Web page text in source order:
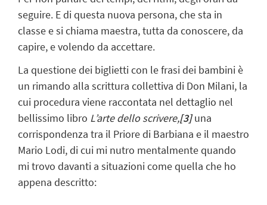
seguire. E di questa nuova persona, che sta in
classe e si chiama maestra, tutta da conoscere, da
capire, e volendo da accettare.
La questione dei biglietti con le frasi dei bambini è
un rimando alla scrittura collettiva di Don Milani, la
cui procedura viene raccontata nel dettaglio nel
bellissimo libro L’arte dello scrivere,[3] una
corrispondenza tra il Priore di Barbiana e il maestro
Mario Lodi, di cui mi nutro mentalmente quando
mi trovo davanti a situazioni come quella che ho
appena descritto: